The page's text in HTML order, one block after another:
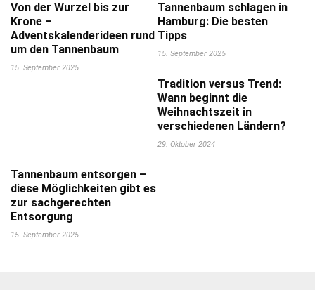
Von der Wurzel bis zur
Krone –
Adventskalenderideen rund
um den Tannenbaum
15. September 2025
Tannenbaum schlagen in
Hamburg: Die besten
Tipps
15. September 2025
Tradition versus Trend:
Wann beginnt die
Weihnachtszeit in
verschiedenen Ländern?
29. Oktober 2024
Tannenbaum entsorgen –
diese Möglichkeiten gibt es
zur sachgerechten
Entsorgung
15. September 2025